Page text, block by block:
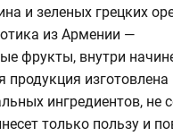
и зеленых грецких
из Армении —
фрукты, внутри
изготовлена
ингредиентов, не
только пользу и